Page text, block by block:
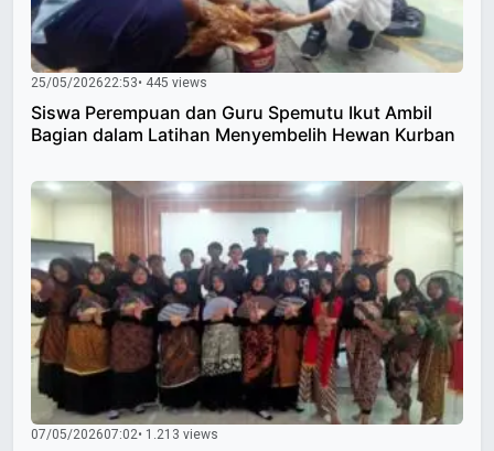
25/05/202622:53• 445 views
Siswa Perempuan dan Guru Spemutu Ikut Ambil
Bagian dalam Latihan Menyembelih Hewan Kurban
07/05/202607:02• 1.213 views